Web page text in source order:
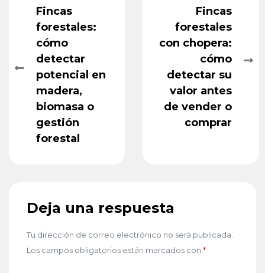
Fincas
forestales:
cómo
detectar
potencial en
madera,
biomasa o
gestión
forestal
Fincas
forestales
con chopera:
cómo
detectar su
valor antes
de vender o
comprar
Deja una respuesta
Tu dirección de correo electrónico no será publicada.
Los campos obligatorios están marcados con *